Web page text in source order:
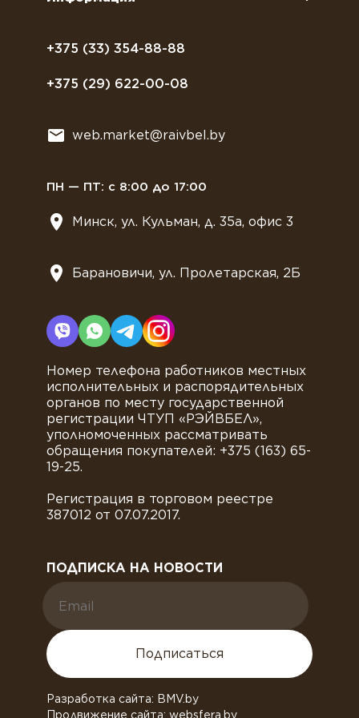
+375 (33) 354-88-88
+375 (29) 622-00-08
web.market@raivbel.by
ПН — ПТ: с 8:00 до 17:00
Минск, ул. Кульман, д. 35а, офис 3
Барановичи, ул. Пролетарская, 2Б
Номер телефона работников местных
исполнительных и распорядительных
органов по месту государственной
регистрации ЧТУП «РЭЙВБЕЛ»,
уполномоченных рассматривать
обращения покупателей: +375 (163) 65-
19-25.
Регистрация в торговом реестре
387012 от 07.07.2017.
ПОДПИСКА НА НОВОСТИ
Подписаться
Договор оферты
Разработка сайта: BMV.by
Продвижение сайта: websfera.by